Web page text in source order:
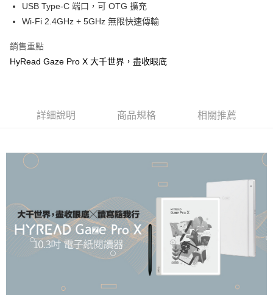
2.基於同意付款使用「大哥付你分期」之契約關係目的，商店將以您的個人
資料（包含姓名、電話或地址）提供予台灣大哥大進項蒐集、處理及利用，
3.完整用戶服務條款，請詳閱以下連結：
免運費
每筆NT$80，滿NT$1,000(含以上)免運費
USB Type-C 端口，可 OTG 擴充
Wi-Fi 2.4GHz + 5GHz 無限快速傳輸
銷售重點
HyRead Gaze Pro X 大千世界，盡收眼底
詳細說明 商品規格 相關推薦